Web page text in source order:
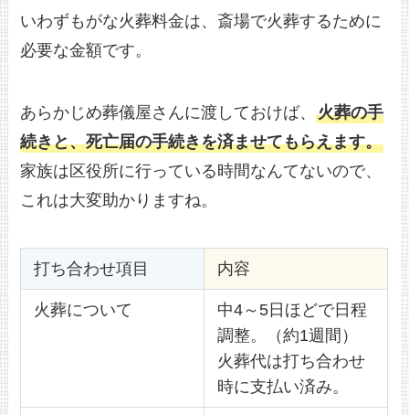
いわずもがな火葬料金は、斎場で火葬するために
必要な金額です。
あらかじめ葬儀屋さんに渡しておけば、火葬の手
続きと、死亡届の手続きを済ませてもらえます。
家族は区役所に行っている時間なんてないので、
これは大変助かりますね。
打ち合わせ項目 内容
火葬について
中4～5日ほどで日程
調整。（約1週間）
火葬代は打ち合わせ
時に支払い済み。